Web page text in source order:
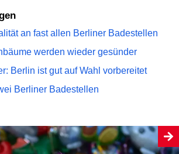
an fast allen Berliner Badestellen
werden wieder gesünder
Berlin ist gut auf Wahl vorbereitet
Berliner Badestellen